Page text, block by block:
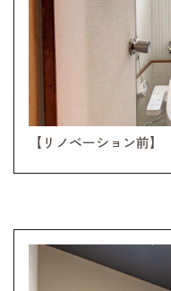
【リノベーション前】